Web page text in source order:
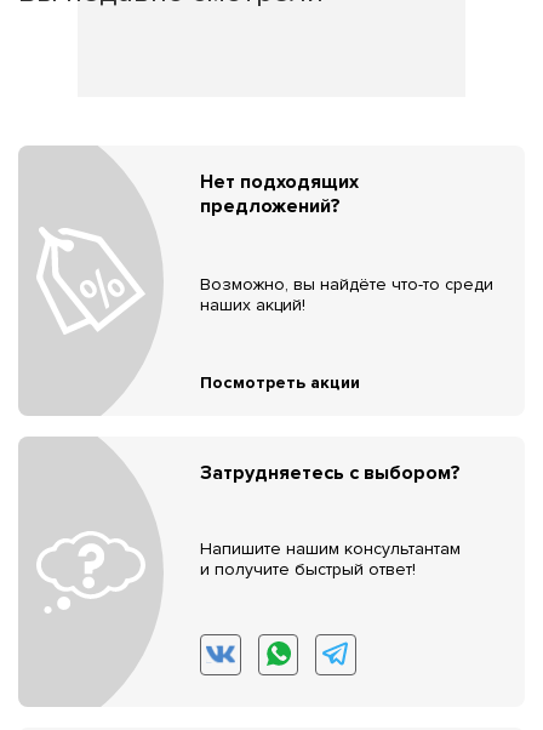
Нет подходящих
предложений?
Возможно, вы найдёте что-то среди
наших акций!
Посмотреть акции
Затрудняетесь с выбором?
Напишите нашим консультантам
и получите быстрый ответ!